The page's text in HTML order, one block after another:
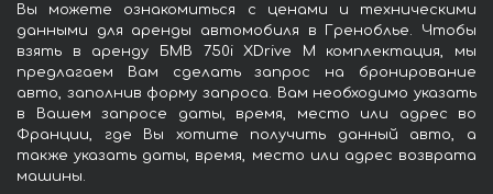
Вы можете ознакомиться с ценами и техническими
данными для аренды автомобиля в Греноблье. Чтобы
взять в аренду БМВ 750i XDrive M комплектация, мы
предлагаем Вам сделать запрос на бронирование
авто, заполнив форму запроса. Вам необходимо указать
в Вашем запросе даты, время, место или адрес во
Франции, где Вы хотите получить данный авто, а
также указать даты, время, место или адрес возврата
машины.